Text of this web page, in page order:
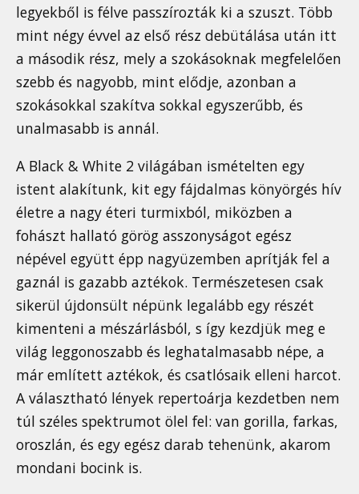
legyekből is félve passzírozták ki a szuszt. Több
mint négy évvel az első rész debütálása után itt
a második rész, mely a szokásoknak megfelelően
szebb és nagyobb, mint elődje, azonban a
szokásokkal szakítva sokkal egyszerűbb, és
unalmasabb is annál.
A Black & White 2 világában ismételten egy
istent alakítunk, kit egy fájdalmas könyörgés hív
életre a nagy éteri turmixból, miközben a
fohászt hallató görög asszonyságot egész
népével együtt épp nagyüzemben aprítják fel a
gaznál is gazabb aztékok. Természetesen csak
sikerül újdonsült népünk legalább egy részét
kimenteni a mészárlásból, s így kezdjük meg e
világ leggonoszabb és leghatalmasabb népe, a
már említett aztékok, és csatlósaik elleni harcot.
A választható lények repertoárja kezdetben nem
túl széles spektrumot ölel fel: van gorilla, farkas,
oroszlán, és egy egész darab tehenünk, akarom
mondani bocink is.